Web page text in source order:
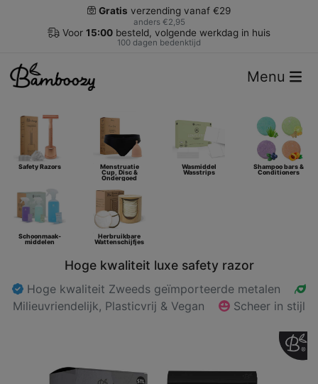
Gratis verzending vanaf €29
anders €2,95
Voor 15:00 besteld, volgende werkdag in huis
100 dagen bedenktijd
Menu
Safety Razors Menstruatie
Cup, Disc &
Ondergoed
Wasmiddel
Wasstrips
Shampoo bars &
Conditioners
Schoonmaak-
middelen
Herbruikbare
Wattenschijfjes
Hoge kwaliteit luxe safety razor
Hoge kwaliteit Zweeds geïmporteerde metalen
Milieuvriendelijk, Plasticvrij & Vegan
Scheer in stijl